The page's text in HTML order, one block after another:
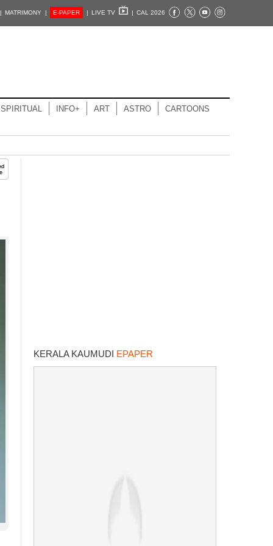
MATRIMONY | E-PAPER | LIVE TV | CAL 2026
SPIRITUAL INFO+ ART ASTRO CARTOONS
KERALA KAUMUDI EPAPER